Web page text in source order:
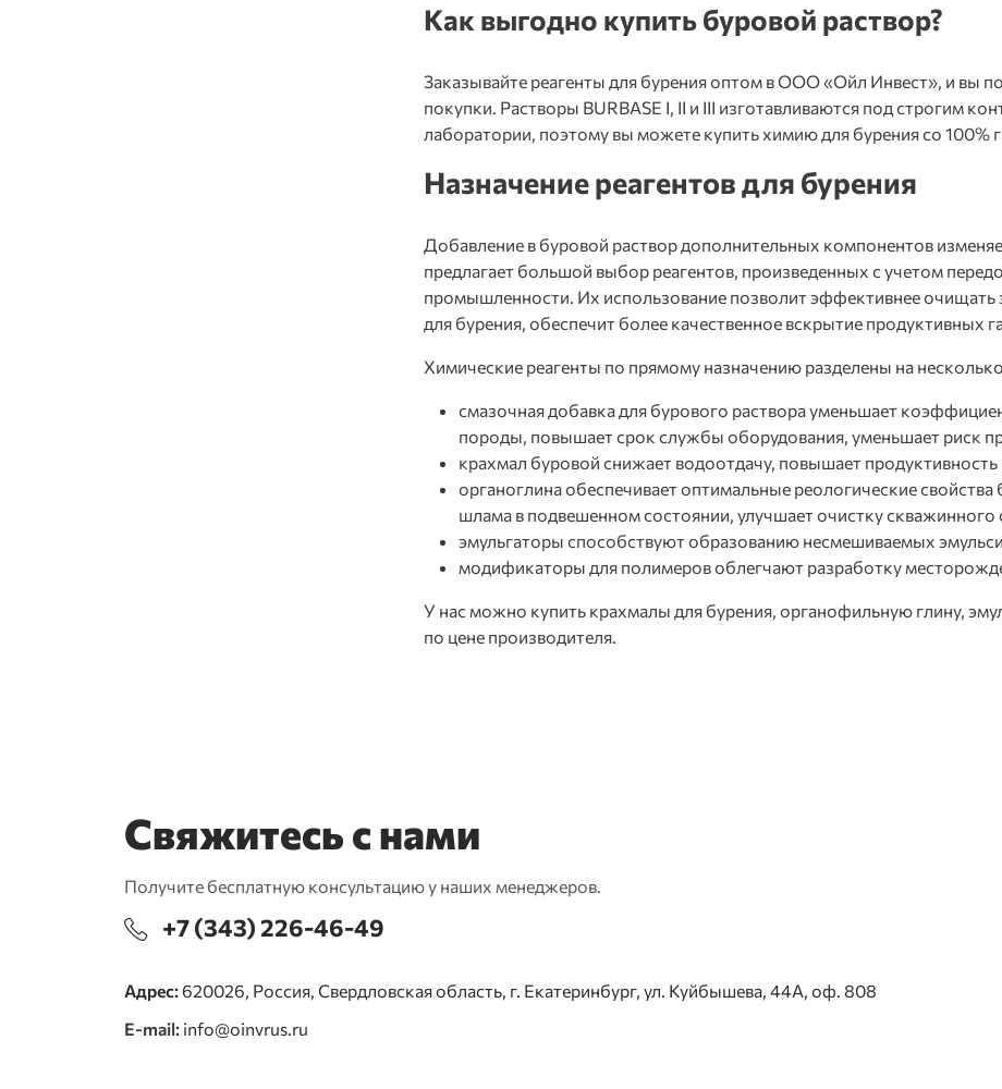
Как выгодно купить буровой раствор?
Заказывайте реагенты для буренияоптом в ООО «Ойл Инвест», и вы
покупки. Растворы BURBASE I, II и III изготавливаются под строгим
лаборатории, поэтому вы можете купить химию для бурениясо 100%
Назначение реагентов для бурения
Добавление в буровой раствор дополнительных компонентов
предлагает большой выбор реагентов, произведенных с учетом
промышленности. Их использование позволит эффективнее
для бурения, обеспечит более качественное вскрытие продуктивных
Химические реагенты по прямому назначению разделены на
смазочная добавка для бурового раствора уменьшает
породы, повышает срок службы оборудования, уменьшает риск
крахмал буровой снижает водоотдачу, повышает
органоглина обеспечивает оптимальные реологические
шлама в подвешенном состоянии, улучшает очистку
эмульгаторы способствуют образованию несмешиваемых
модификаторы для полимеров облегчают разработку
У нас можно купить крахмалы для бурения, органофильную глину,
по цене производителя.
Свяжитесь с нами
Получите бесплатную консультацию у наших менеджеров.
+7 (343) 226-46-49
Адрес: 620026, Россия, Свердловская область, г. Екатеринбург, ул. Куйбышева, 44А, оф. 808
E-mail: info@oinvrus.ru